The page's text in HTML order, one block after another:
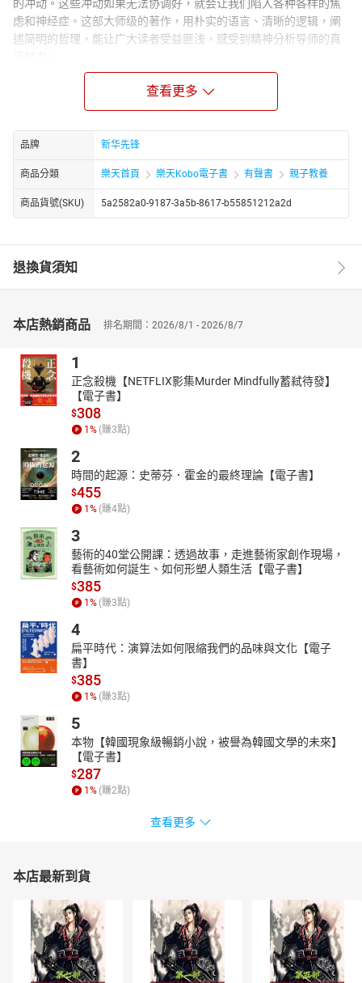
的冲动。这些冲动如果无法协调好，就会让我们陷入各种各样的焦
虑和神经症。这部大师级的著作，用朴实的语言、清晰的逻辑，阐
述简明的哲理，能让广大读者受益匪浅，感受到精神分析导师的真
卡伦·霍妮，医学博士、心理学家、精神病学家。生于德国布兰肯内
学较早的倡导者之一，也是精神分析学说发展中举足轻重的人物，
她相信用社会心理学说明人格的发展比弗洛伊德的概念更适当。代
表作有《我们内心的冲突》《我们时代的神经症人格》《神经症与
查看更多
品牌 新华先锋
商品分類 樂天首頁 樂天Kobo電子書 有聲書 親子教養
商品貨號(SKU) 5a2582a0-9187-3a5b-8617-b55851212a2d
退換貨須知
本店熱銷商品 排名期間：2026/8/1 - 2026/8/7
1
正念殺機【NETFLIX影集Murder Mindfully蓄弒待發】
【電子書】
$308
1 % (賺3點)
2
時間的起源：史蒂芬．霍金的最終理論【電子書】
$455
1 % (賺4點)
3
藝術的40堂公開課：透過故事，走進藝術家創作現場，
看藝術如何誕生、如何形塑人類生活【電子書】
$385
1 % (賺3點)
4
扁平時代：演算法如何限縮我們的品味與文化【電子
書】
$385
1 % (賺3點)
5
本物【韓國現象級暢銷小說，被譽為韓國文學的未來】
【電子書】
$287
1 % (賺2點)
查看更多
本店最新到貨